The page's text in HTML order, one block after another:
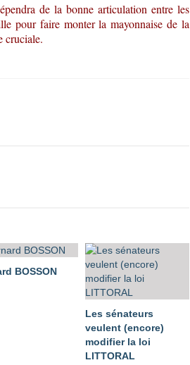
de la bonne articulation entre les
pour faire monter la mayonnaise de la
cruciale.
BOSSON
Les sénateurs
veulent (encore)
modifier la loi
LITTORAL